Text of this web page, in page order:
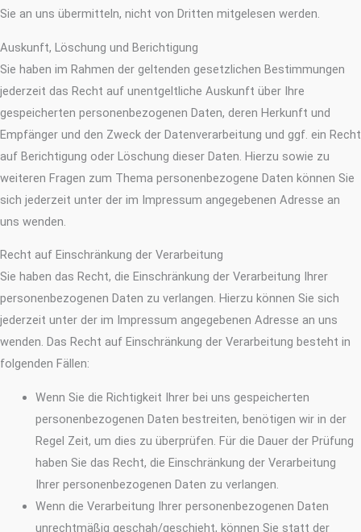
Sie an uns übermitteln, nicht von Dritten mitgelesen werden.
Auskunft, Löschung und Berichtigung
Sie haben im Rahmen der geltenden gesetzlichen Bestimmungen
jederzeit das Recht auf unentgeltliche Auskunft über Ihre
gespeicherten personenbezogenen Daten, deren Herkunft und
Empfänger und den Zweck der Datenverarbeitung und ggf. ein Recht
auf Berichtigung oder Löschung dieser Daten. Hierzu sowie zu
weiteren Fragen zum Thema personenbezogene Daten können Sie
sich jederzeit unter der im Impressum angegebenen Adresse an
uns wenden.
Recht auf Einschränkung der Verarbeitung
Sie haben das Recht, die Einschränkung der Verarbeitung Ihrer
personenbezogenen Daten zu verlangen. Hierzu können Sie sich
jederzeit unter der im Impressum angegebenen Adresse an uns
wenden. Das Recht auf Einschränkung der Verarbeitung besteht in
folgenden Fällen:
Wenn Sie die Richtigkeit Ihrer bei uns gespeicherten
personenbezogenen Daten bestreiten, benötigen wir in der
Regel Zeit, um dies zu überprüfen. Für die Dauer der Prüfung
haben Sie das Recht, die Einschränkung der Verarbeitung
Ihrer personenbezogenen Daten zu verlangen.
Wenn die Verarbeitung Ihrer personenbezogenen Daten
unrechtmäßig geschah/geschieht, können Sie statt der